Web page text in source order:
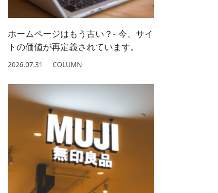
2021/ 2 (4)
ホームページはもう古い？- 今、サイ
トの価値が再定義されています。
2026.07.31 COLUMN